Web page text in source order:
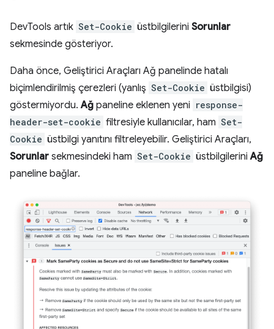
DevTools artık Set-Cookie üstbilgilerini Sorunlar
sekmesinde gösteriyor.
Daha önce, Geliştirici Araçları Ağ panelinde hatalı
biçimlendirilmiş çerezleri (yanlış Set-Cookie üstbilgisi)
göstermiyordu.Ağ paneline eklenen yeni response-
header-set-cookie filtresiyle kullanıcılar, ham Set-
Cookie üstbilgi yanıtını filtreleyebilir. Geliştirici Araçları,
Sorunlar sekmesindeki ham Set-Cookie üstbilgileriniAğ
paneline bağlar.